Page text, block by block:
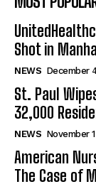
Shot in
NEWS December
St. Paul
32,000
NEWS November
American
The Case of